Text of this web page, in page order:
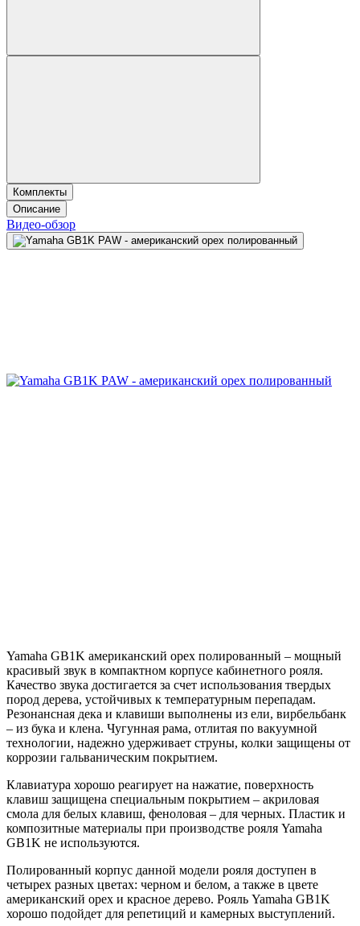
Комплекты
Описание
Видео-обзор
Yamaha GB1K американский орех полированный – мощный
красивый звук в компактном корпусе кабинетного рояля.
Качество звука достигается за счет использования твердых
пород дерева, устойчивых к температурным перепадам.
Резонансная дека и клавиши выполнены из ели, вирбельбанк
– из бука и клена. Чугунная рама, отлитая по вакуумной
технологии, надежно удерживает струны, колки защищены от
коррозии гальваническим покрытием.
Клавиатура хорошо реагирует на нажатие, поверхность
клавиш защищена специальным покрытием – акриловая
смола для белых клавиш, феноловая – для черных. Пластик и
композитные материалы при производстве рояля Yamaha
GB1K не используются.
Полированный корпус данной модели рояля доступен в
четырех разных цветах: черном и белом, а также в цвете
американский орех и красное дерево. Рояль Yamaha GB1K
хорошо подойдет для репетиций и камерных выступлений.